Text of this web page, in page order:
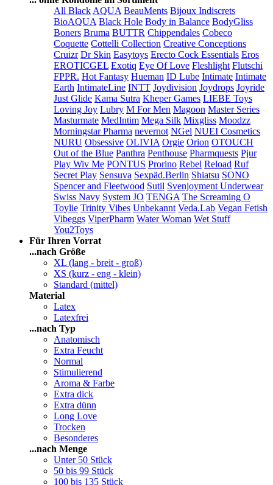
All Black AQUA BeauMents Bijoux Indiscrets
BioAQUA Black Hole Body in Balance BodyGliss
Boners Bruma BUTTR Chippendales Cobeco
Coquette Cottelli Collection Creative Conceptions
Cruizr Dr Skin Easytoys Erecto Cock Essentials Eros
EROTICGEL Exotiq Eye Of Love Fleshlight Flutschi
FPPR. Hot Fantasy Hueman ID Lube Intimate Intimate
Earth IntimateLine INTT Joydivision Joydrops Joyride
Just Glide Kama Sutra Kheper Games LIEBE Toys
Loving Joy Lubry M For Men Magoon Master Series
Masturmate MedIntim Mega Silk Mixgliss Moodzz
Morningstar Pharma nevernot NGel NUEI Cosmetics
NURU Obsessive OLIVIA Orgie Orion OTOUCH
Out of the Blue Panthra Penthouse Pharmquests Pjur
Play Wiv Me PONTUS Prorino Rebel Reload Ruf
Secret Play Sensuva Sexpäd.Berlin Shiatsu SONO
Spencer and Fleetwood Sutil Svenjoyment Underwear
Swiss Navy System JO TENGA The Screaming O
Toylie Trinity Vibes Unbekannt Veda.Lab Vegan Fetish
Vibeggs ViperPharm Water Woman Wet Stuff
You2Toys
Für Ihren Vorrat
...nach Größe
XL (lang - breit - groß)
XS (kurz - eng - klein)
Standard (mittel)
Material
Latex
Latexfrei
...nach Typ
Anatomisch
Extra Feucht
Normal
Stimulierend
Aroma & Farbe
Extra dick
Extra dünn
Long Love
Trocken
Besonderes
...nach Menge
Unter 50 Stück
50 bis 99 Stück
100 bis 135 Stück